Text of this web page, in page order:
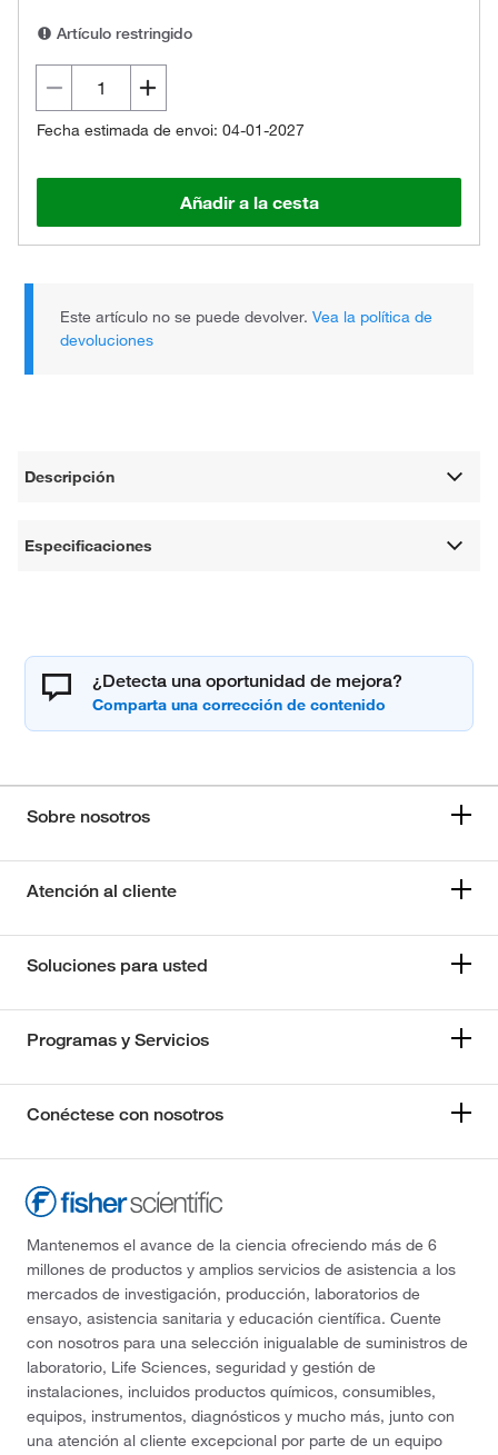
Artículo restringido
Fecha estimada de envoi: 04-01-2027
Añadir a la cesta
Este artículo no se puede devolver.Vea la política de
devoluciones
Descripción
Especificaciones
¿Detecta una oportunidad de mejora?
Sobre nosotros
Atención al cliente
Soluciones para usted
Programas y Servicios
Conéctese con nosotros
Mantenemos el avance de la ciencia ofreciendo más de 6
millones de productos y amplios servicios de asistencia a los
mercados de investigación, producción, laboratorios de
ensayo, asistencia sanitaria y educación científica. Cuente
con nosotros para una selección inigualable de suministros de
laboratorio, Life Sciences, seguridad y gestión de
instalaciones, incluidos productos químicos, consumibles,
equipos, instrumentos, diagnósticos y mucho más, junto con
una atención al cliente excepcional por parte de un equipo